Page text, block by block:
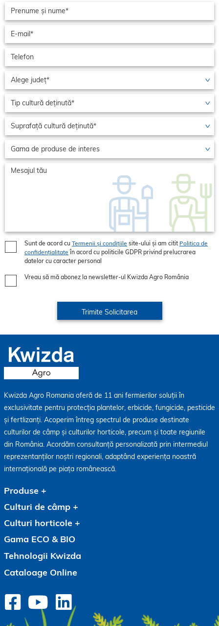
Sunt de acord cu Termenii și condițiile site-ului și am citit Politica de
confidențialitate în acord cu politicile GDPR privind prelucrarea
datelor cu caracter personal
Vreau să mă abonez la newsletter-ul Kwizda Agro România
Kwizda Agro Romania oferă de 11 ani fermierilor soluții în
exclusivitate pentru protecția plantelor, erbicide, fungicide, pesticide
și fertlizanți. Acoperim întreg spectrul de produse destinate
culturilor de câmp și culturilor horticole, precum și toate regiunile
din România. Acordăm consultanță personalizată prin intermediul
reprezentanților noștri regionali, adaptând experiența noastră
internațională pe piața românească.
Produse
Culturi de câmp
Culturi horticole
Gama ECO & BIO
Tehnologii Kwizda
Cataloage Online